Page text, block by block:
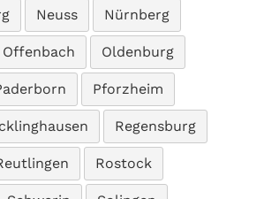
Neuss Nürnberg
Offenbach Oldenburg
Pforzheim
Regensburg
Rostock